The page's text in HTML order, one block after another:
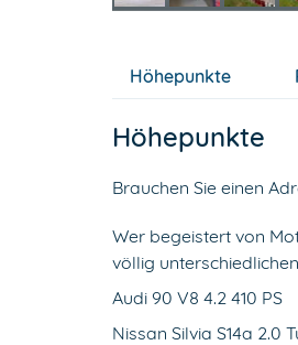
5
Höhepunkte
Höhepunkte
Brauchen Sie einen
Wer begeistert von
völlig
Audi 90 V8 4.2 410 PS
Nissan Silvia S14a 2.0